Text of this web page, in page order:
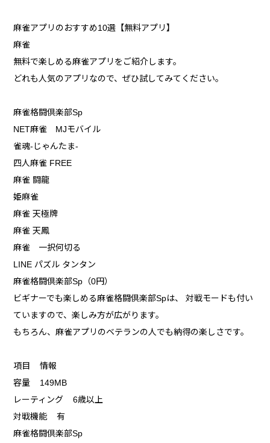
麻雀アプリのおすすめ10選【無料アプリ】
麻雀
無料で楽しめる麻雀アプリをご紹介します。
どれも人気のアプリなので、ぜひ試してみてください。
麻雀格闘倶楽部Sp
NET麻雀 MJモバイル
雀魂‐じゃんたま‐
四人麻雀 FREE
麻雀 闘龍
姫麻雀
麻雀 天極牌
麻雀 天鳳
麻雀 一択何切る
LINE パズル タンタン
麻雀格闘倶楽部Sp（0円）
ビギナーでも楽しめる麻雀格闘倶楽部Spは、 対戦モードも付い
ていますので、楽しみ方が広がります。
もちろん、麻雀アプリのベテランの人でも納得の楽しさです。
項目 情報
容量 149MB
レーティング 6歳以上
対戦機能 有
麻雀格闘倶楽部Sp